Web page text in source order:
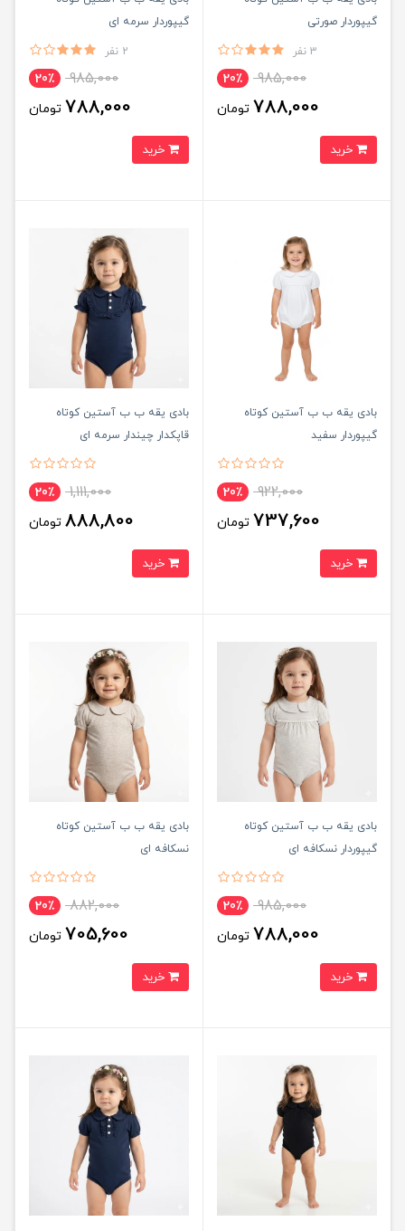
گیپوردار صورتی
3 نفر
985,000 20٪
788,000 تومان
گیپوردار سرمه ای
2 نفر
985,000 20٪
788,000 تومان
بادی یقه ب ب آستین کوتاه
گیپوردار سفید
922,000 20٪
737,600 تومان
بادی یقه ب ب آستین کوتاه
قاپکدار چیندار سرمه ای
1,111,000 20٪
888,800 تومان
بادی یقه ب ب آستین کوتاه
گیپوردار نسکافه ای
985,000 20٪
788,000 تومان
بادی یقه ب ب آستین کوتاه
نسکافه ای
882,000 20٪
705,600 تومان